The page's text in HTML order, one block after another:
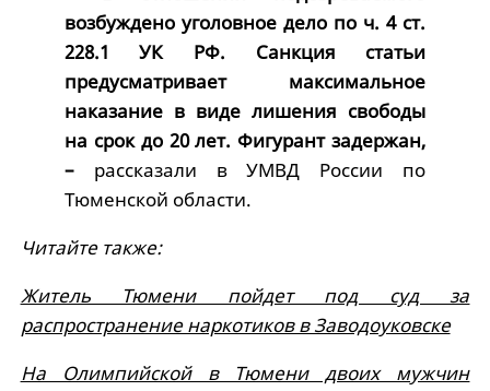
возбуждено уголовное дело по ч. 4 ст.
228.1 УК РФ. Санкция статьи
предусматривает максимальное
наказание в виде лишения свободы
на срок до 20 лет. Фигурант задержан,
–рассказали в УМВД России по
Тюменской области.
Читайте также:
Житель Тюмени пойдет под суд за
распространение наркотиков в Заводоуковске
На Олимпийской в Тюмени двоих мужчин